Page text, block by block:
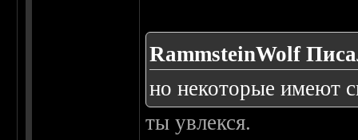
RammsteinWolf
но некоторые имеют
ты увлекся.